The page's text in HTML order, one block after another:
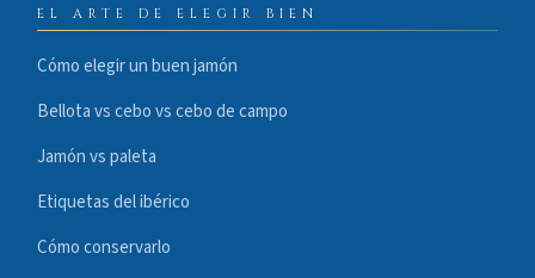
EL ARTE DE ELEGIR BIEN
Cómo elegir un buen jamón
Bellota vs cebo vs cebo de campo
Jamón vs paleta
Etiquetas del ibérico
Cómo conservarlo